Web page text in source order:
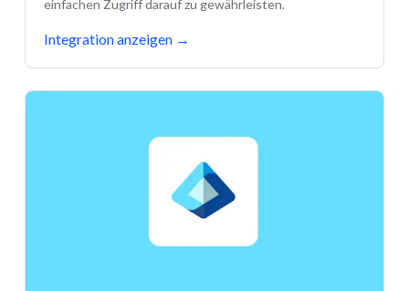
einfachen Zugriff darauf zu gewährleisten.
Integration anzeigen →